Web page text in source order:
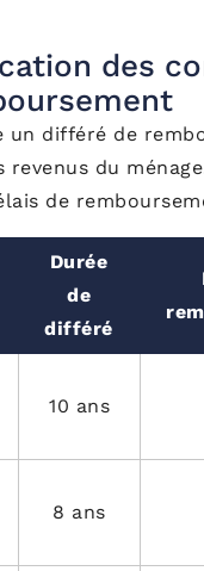
des
un différé de
du
de
Durée
de
différé
10 ans
8 ans